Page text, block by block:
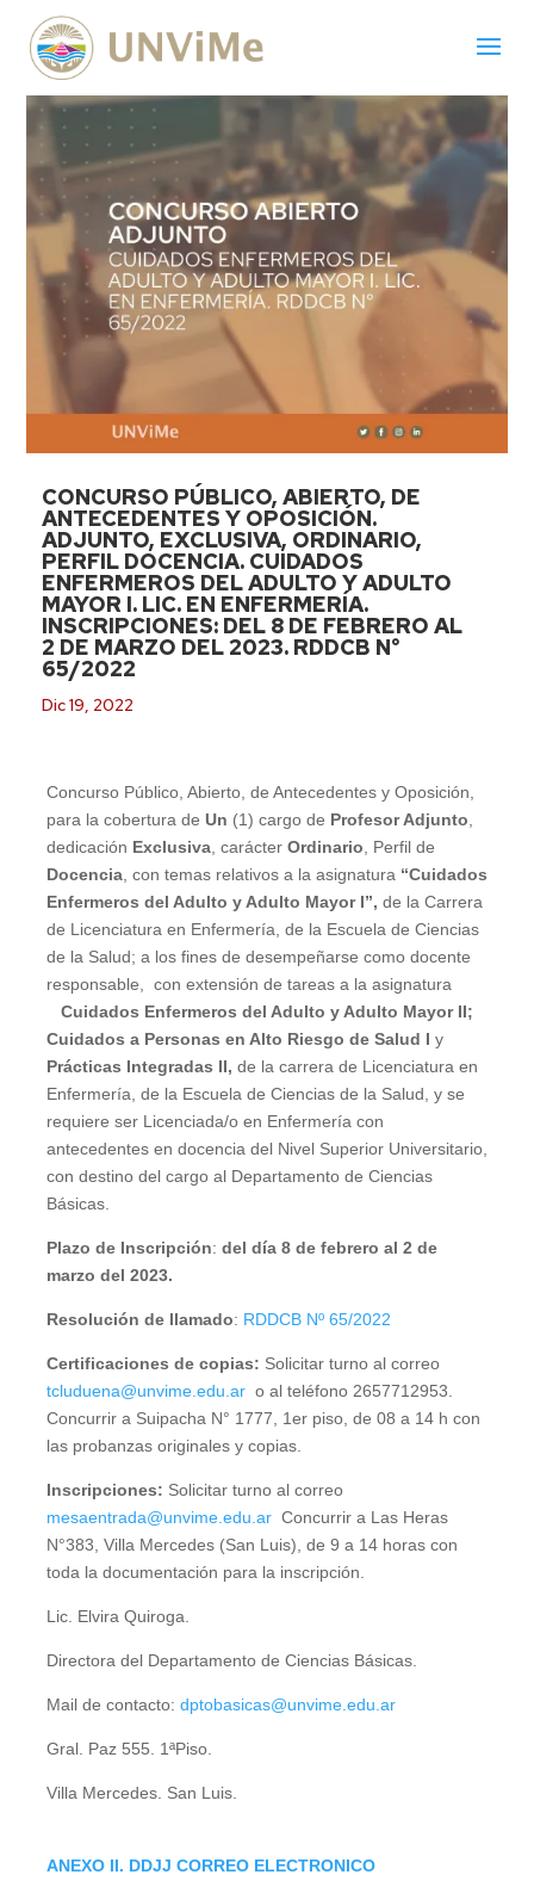
CONCURSO PÚBLICO, ABIERTO, DE
ANTECEDENTES Y OPOSICIÓN.
ADJUNTO, EXCLUSIVA, ORDINARIO,
PERFIL DOCENCIA. CUIDADOS
ENFERMEROS DEL ADULTO Y ADULTO
MAYOR I. LIC. EN ENFERMERÍA.
INSCRIPCIONES: DEL 8 DE FEBRERO AL
2 DE MARZO DEL 2023. RDDCB N°
65/2022
Dic 19, 2022
Concurso Público, Abierto, de Antecedentes y Oposición,
para la cobertura de Un (1) cargo de Profesor Adjunto
dedicación Exclusiva, carácter Ordinario , Perfil de
Docencia, con temas relativos a la asignatura “Cuidados
Enfermeros del Adulto y Adulto Mayor I”, de la Carrera
de Licenciatura en Enfermería, de la Escuela de Ciencias
de la Salud; a los fines de desempeñarse como docente
responsable, con extensión de tareas a la asignatura
Cuidados Enfermeros del Adulto y Adulto Mayor II;
Cuidados a Personas en Alto Riesgo de Salud I y
Prácticas Integradas II, de la carrera de Licenciatura en
Enfermería, de la Escuela de Ciencias de la Salud, y se
requiere ser Licenciada/o en Enfermería con
antecedentes en docencia del Nivel Superior Universitario,
con destino del cargo al Departamento de Ciencias
Básicas.
Plazo de Inscripción: del día 8 de febrero al 2 de
marzo del 2023.
Resolución de llamado: RDDCB Nº 65/2022
Certificaciones de copias: Solicitar turno al correo
tcluduena@unvime.edu.aro al teléfono 2657712953.
Concurrir a Suipacha N° 1777, 1er piso, de 08 a 14 h con
las probanzas originales y copias.
Inscripciones: Solicitar turno al correo
mesaentrada@unvime.edu.arConcurrir a Las Heras
N°383, Villa Mercedes (San Luis), de 9 a 14 horas con
toda la documentación para la inscripción.
Lic. Elvira Quiroga.
Directora del Departamento de Ciencias Básicas.
Mail de contacto: dptobasicas@unvime.edu.ar
Gral. Paz 555. 1ªPiso.
Villa Mercedes. San Luis.
ANEXO II. DDJJ CORREO ELECTRONICO